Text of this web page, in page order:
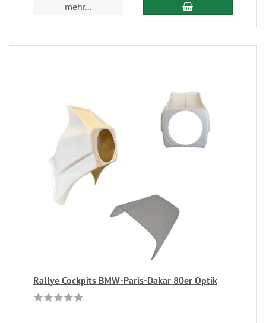
mehr...
Rallye Cockpits BMW-Paris-Dakar 80er Optik